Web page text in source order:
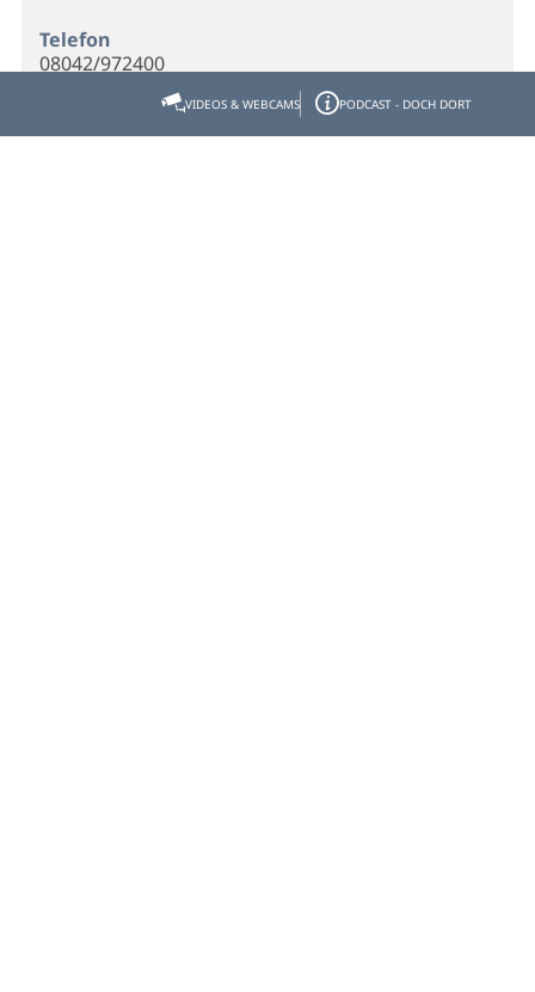
Telefon
08042/972400
info@montevia.de
VIDEOS & WEBCAMS PODCAST - DOCH DORT